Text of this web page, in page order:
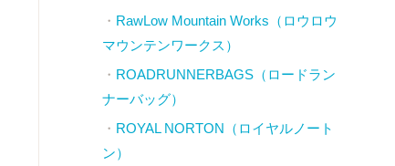
RawLow Mountain Works（ロウロウ
マウンテンワークス）
ROADRUNNERBAGS（ロードラン
ナーバッグ）
ROYAL NORTON（ロイヤルノート
ン）